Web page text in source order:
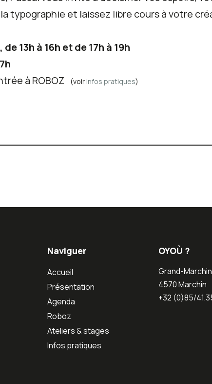
la typographie et laissez libre cours à votre
13h à 16h et de 17h à 19h
à ROBOZ (voir infos pratiques)
Naviguer
Accueil
Présentation
Agenda
Roboz
Ateliers & stages
Infos pratiques
OYOÙ ?
Grand-
4570 Marchin
+32 (0)85/